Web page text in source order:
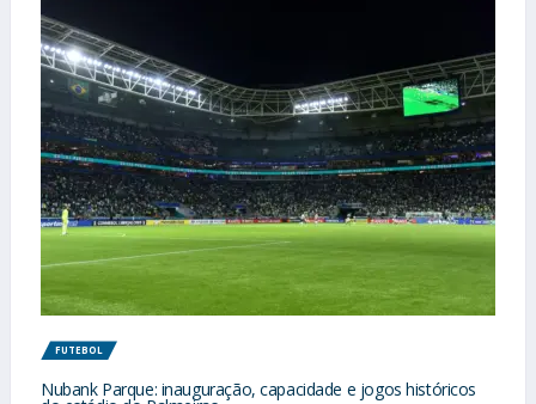
FUTEBOL
Nubank Parque: inauguração, capacidade e jogos históricos